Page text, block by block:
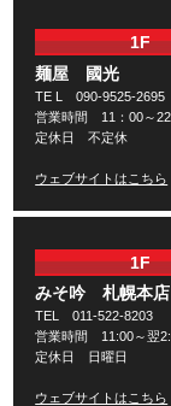
1F
麺屋 國光
TE L 090-9525-2695
営業時間 11：00～
定休日 不定休
ウェブサイトはこちら
1F
みそ吟 札幌本店
TEL 011-522-8203
営業時間 11:00～翌
定休日 日曜日
ウェブサイトはこちら